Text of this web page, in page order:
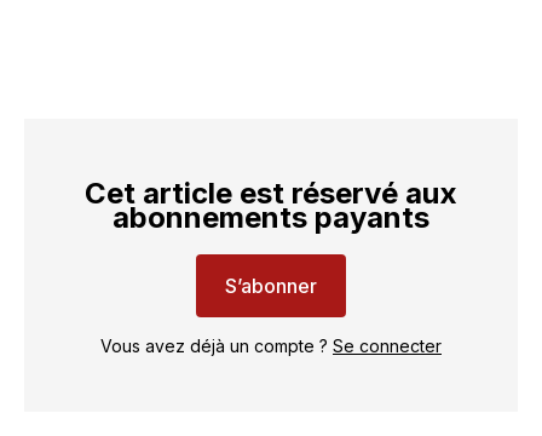
Cet article est réservé aux
abonnements payants
S’abonner
Vous avez déjà un compte ? Se connecter